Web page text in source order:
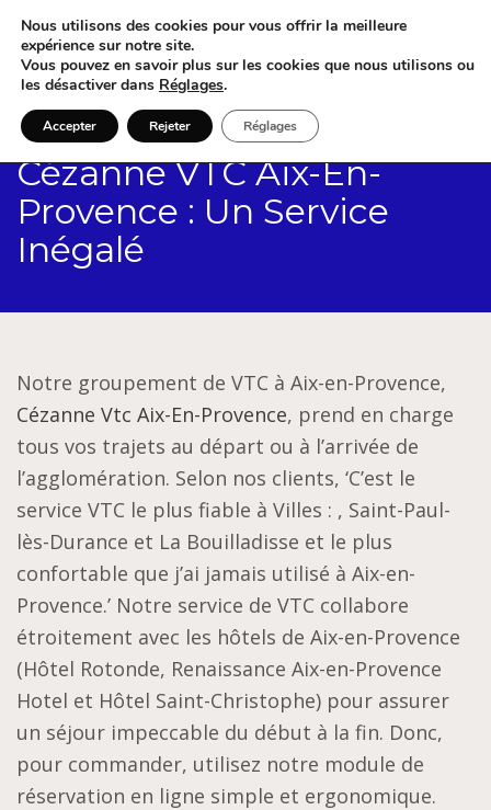
Cézanne VTC Aix-En-
Provence : Un Service
Inégalé
Notre groupement de VTC à Aix-en-Provence,
Cézanne Vtc Aix-En-Provence, prend en charge
tous vos trajets au départ ou à l’arrivée de
l’agglomération. Selon nos clients, ‘C’est le
service VTC le plus fiable à Villes : , Saint-Paul-
lès-Durance et La Bouilladisse et le plus
confortable que j’ai jamais utilisé à Aix-en-
Provence.’ Notre service de VTC collabore
étroitement avec les hôtels de Aix-en-Provence
(Hôtel Rotonde, Renaissance Aix-en-Provence
Hotel et Hôtel Saint-Christophe) pour assurer
un séjour impeccable du début à la fin. Donc,
pour commander, utilisez notre module de
réservation en ligne simple et ergonomique.
Nous utilisons des cookies pour vous offrir la meilleure
expérience sur notre site.
Vous pouvez en savoir plus sur les cookies que nous utilisons ou
les désactiver dans Réglages.
Accepter Rejeter Réglages